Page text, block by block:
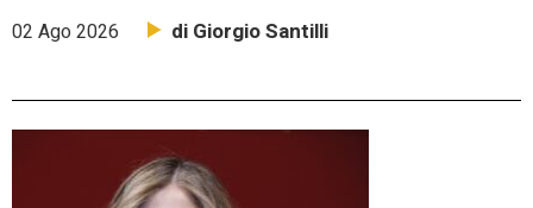
02 Ago 2026 di Giorgio Santilli